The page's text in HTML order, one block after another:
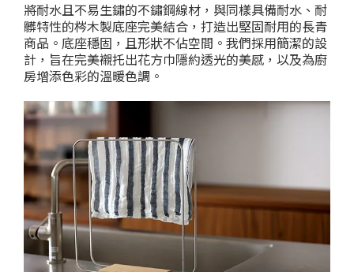
將耐水且不易生鏽的不鏽鋼線材，與同樣具備耐水、耐
髒特性的梣木製底座完美結合，打造出堅固耐用的長青
商品。 底座穩固，且形狀不佔空間。我們採用簡潔的設
計，旨在完美襯托出花方巾隱約透光的美感，以及為廚
房增添色彩的溫暖色調。